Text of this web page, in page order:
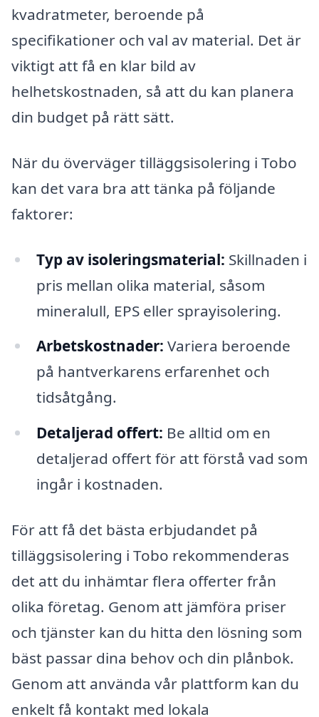
kvadratmeter, beroende på
specifikationer och val av material. Det är
viktigt att få en klar bild av
helhetskostnaden, så att du kan planera
din budget på rätt sätt.
När du överväger tilläggsisolering i Tobo
kan det vara bra att tänka på följande
faktorer:
Typ av isoleringsmaterial: Skillnaden i
pris mellan olika material, såsom
mineralull, EPS eller sprayisolering.
Arbetskostnader: Variera beroende
på hantverkarens erfarenhet och
tidsåtgång.
Detaljerad offert: Be alltid om en
detaljerad offert för att förstå vad som
ingår i kostnaden.
För att få det bästa erbjudandet på
tilläggsisolering i Tobo rekommenderas
det att du inhämtar flera offerter från
olika företag. Genom att jämföra priser
och tjänster kan du hitta den lösning som
bäst passar dina behov och din plånbok.
Genom att använda vår plattform kan du
enkelt få kontakt med lokala